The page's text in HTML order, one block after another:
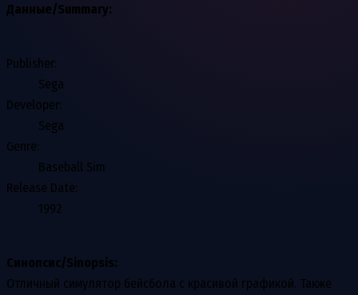
Данные/Summary:
Publisher:
Sega
Developer:
Sega
Genre:
Baseball Sim
Release Date:
1992
Синопсис/Sinopsis:
Отличный симулятор бейсбола с красивой графикой. Также